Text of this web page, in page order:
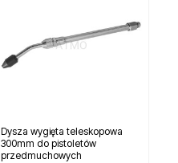
Dysza wygięta teleskopowa
300mm do pistoletów
przedmuchowych